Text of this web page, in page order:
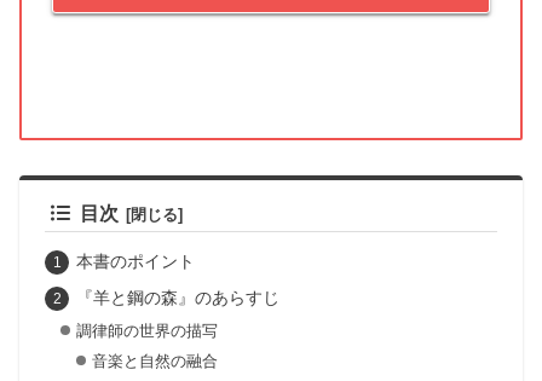
目次
本書のポイント
『羊と鋼の森』のあらすじ
調律師の世界の描写
音楽と自然の融合